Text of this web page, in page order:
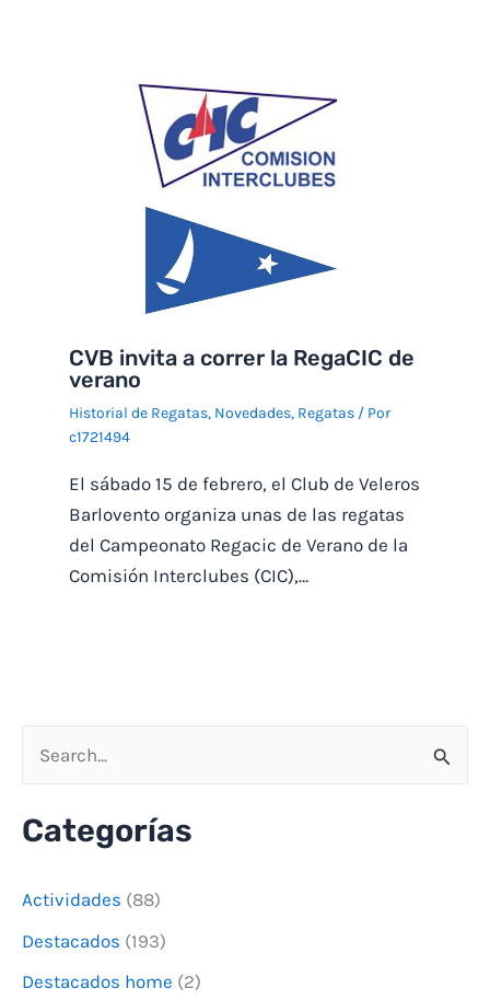
CVB invita a correr la RegaCIC de
verano
Historial de Regatas, Novedades, Regatas/ Por
c1721494
El sábado 15 de febrero, el Club de Veleros
Barlovento organiza unas de las regatas
del Campeonato Regacic de Verano de la
Comisión Interclubes (CIC),…
s
a
r
p
Categorías
Actividades (88)
Destacados (193)
Destacados home (2)